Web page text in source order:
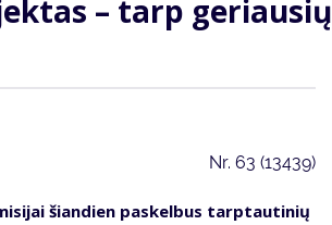
– tarp geriausių
Nr. 63 (13439)
šiandien paskelbus tarptautinių